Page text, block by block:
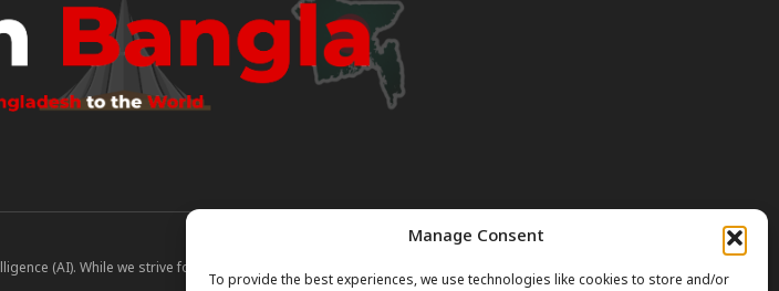
Manage Consent
To provide the best experiences, we use technologies like cookies to store and/or
(AI). While we strive for accuracy, AI can occasionally produce incorrect or outdated